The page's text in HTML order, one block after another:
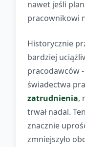
nawet jeśli
pracownikowi
Historycznie
bardziej
pracodawców
świadectwa
zatrudnienia,
trwał nadal.
znacznie
zmniejszyło